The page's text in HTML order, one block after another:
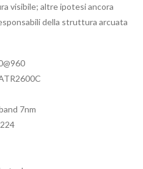
visibile; altre ipotesi ancora
della struttura arcuata
7nm